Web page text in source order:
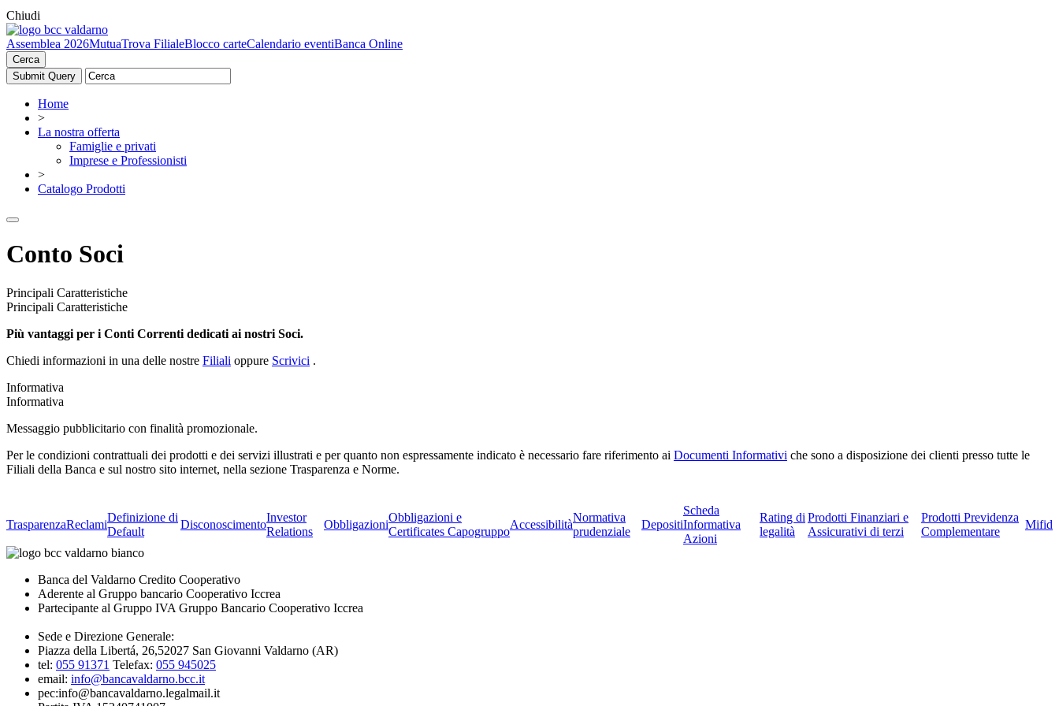
Chiudi
Assemblea 2026MutuaTrova FilialeBlocco carteCalendario eventiBanca Online
Cerca
Home
>
La nostra offerta
Famiglie e privati
Imprese e Professionisti
>
Catalogo Prodotti
Conto Soci
Principali Caratteristiche
Principali Caratteristiche
Più vantaggi per i Conti Correnti dedicati ai nostri Soci.
Chiedi informazioni in una delle nostre Filiali oppure Scrivici .
Informativa
Informativa
Messaggio pubblicitario con finalità promozionale.
Per le condizioni contrattuali dei prodotti e dei servizi illustrati e per quanto non espressamente indicato è necessario fare riferimento ai Documenti Informativi che sono a disposizione dei clienti presso tutte le
Filiali della Banca e sul nostro sito internet, nella sezione Trasparenza e Norme.
TrasparenzaReclami
Definizione di
Default
Disconoscimento
Investor
Relations
Obbligazioni
Obbligazioni e
Certificates Capogruppo
Accessibilità
Normativa
prudenziale
Depositi
Scheda
Informativa
Azioni
Rating di
legalità
Prodotti Finanziari e
Assicurativi di terzi
Prodotti Previdenza
Complementare
Mifid
Banca del Valdarno Credito Cooperativo
Aderente al Gruppo bancario Cooperativo Iccrea
Partecipante al Gruppo IVA Gruppo Bancario Cooperativo Iccrea
Sede e Direzione Generale:
Piazza della Libertá, 26,52027 San Giovanni Valdarno (AR)
tel: 055 91371 Telefax: 055 945025
email: info@bancavaldarno.bcc.it
pec:info@bancavaldarno.legalmail.it